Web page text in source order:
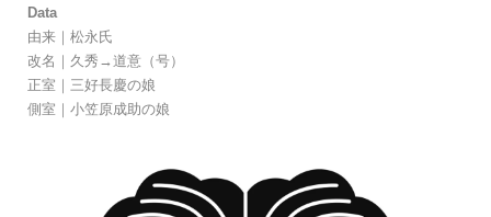
Data
由来｜ 松永氏
改名｜ 久秀→道意（号）
正室｜ 三好長慶の娘
側室｜ 小笠原成助の娘